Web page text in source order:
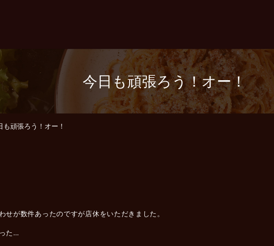
今日も頑張ろう！オー！
も頑張ろう！オー！
せが数件あったのですが店休をいただきました。
た…